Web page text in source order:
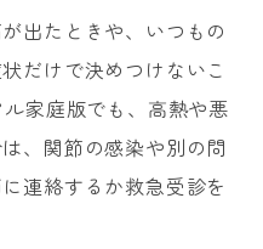
出たときや、いつもの
だけで決めつけないこ
家庭版でも、高熱や悪
、関節の感染や別の問
連絡するか救急受診を